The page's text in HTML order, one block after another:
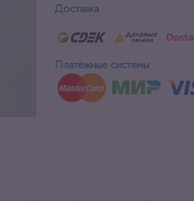
Доставка
Платёжные системы